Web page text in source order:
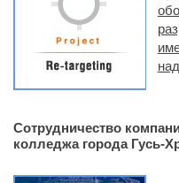
Сотрудничество
колледжа города Гусь-